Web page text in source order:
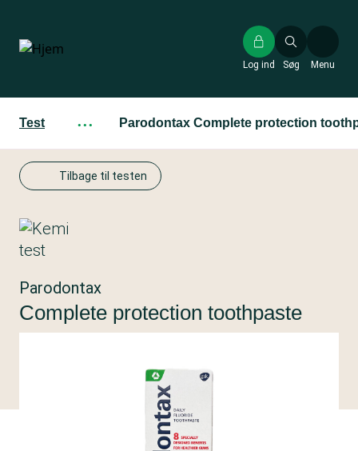
hovedindhold
Søg
Log ind Menu
Test ··· Parodontax Complete protection
Tilbage til testen
Parodontax
Complete protection toothpaste